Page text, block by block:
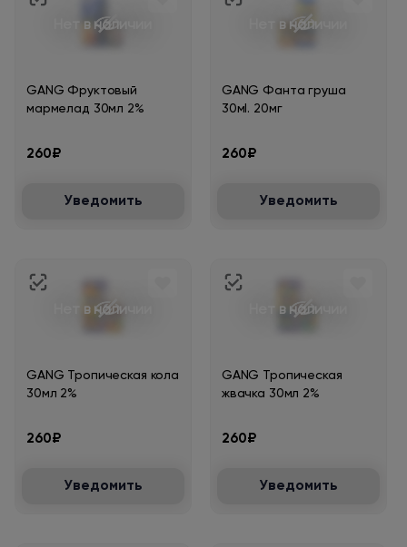
Нет в наличии
GANG Фруктовый
мармелад 30мл 2%
260₽
Уведомить
Нет в наличии
GANG Фанта груша
30мl. 20мг
260₽
Уведомить
Нет в наличии
GANG Тропическая кола
30мл 2%
260₽
Уведомить
Нет в наличии
GANG Тропическая
жвачка 30мл 2%
260₽
Уведомить